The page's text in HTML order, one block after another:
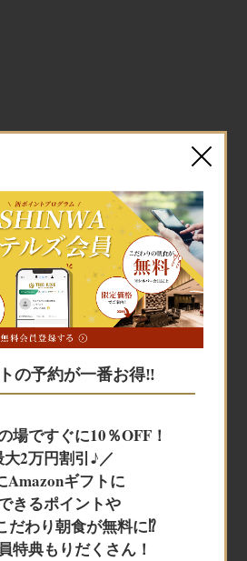
宿泊予約
宿泊予約
タカー+宿泊
空券＋宿泊
の予約が一番お得‼
場ですぐに10％OFF！
大2万円割引♪／
Amazonギフトに
きるポイントや
だわり朝食が無料に⁉
特典もりだくさん！